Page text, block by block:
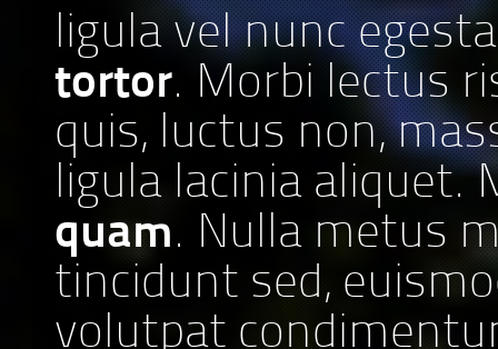
ligula vel nunc
tortor. Morbi lectus
quis, luctus non,
ligula lacinia aliquet.
quam. Nulla metus
tincidunt sed,
volutpat